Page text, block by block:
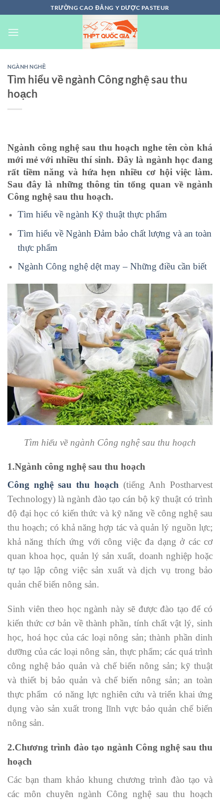
đến
nội
TRƯỜNG CAO ĐẲNG Y DƯỢC PASTEUR
NGÀNH NGHỀ
Tìm hiểu về ngành Công nghệ sau thu
hoạch
Ngành công nghệ sau thu hoạch nghe tên còn khá
mới mẻ với nhiều thí sinh. Đây là ngành học đang
rất tiềm năng và hứa hẹn nhiều cơ hội việc làm.
Sau đây là những thông tin tổng quan về ngành
Công nghệ sau thu hoạch.
Tìm hiểu về ngành Kỹ thuật thực phẩm
Tìm hiểu về Ngành Đảm bảo chất lượng và an toàn
thực phẩm
Ngành Công nghệ dệt may – Những điều cần biết
Tìm hiểu về ngành Công nghệ sau thu hoạch
1.Ngành công nghệ sau thu hoạch
Công nghệ sau thu hoạch (tiếng Anh Postharvest
Technology) là ngành đào tạo cán bộ kỹ thuật có trình
độ đại học có kiến thức và kỹ năng về công nghệ sau
thu hoạch; có khả năng hợp tác và quản lý nguồn lực;
khả năng thích ứng với công việc đa dạng ở các cơ
quan khoa học, quản lý sản xuất, doanh nghiệp hoặc
tự tạo lập công việc sản xuất và dịch vụ trong bảo
quản chế biến nông sản.
Sinh viên theo học ngành này sẽ được đào tạo để có
kiến thức cơ bản về thành phần, tính chất vật lý, sinh
học, hoá học của các loại nông sản; thành phần dinh
dưỡng của các loại nông sản, thực phẩm; các quá trình
công nghệ bảo quản và chế biến nông sản; kỹ thuật
và thiết bị bảo quản và chế biến nông sản; an toàn
thực phẩm có năng lực nghiên cứu và triển khai ứng
dụng vào sản xuất trong lĩnh vực bảo quản chế biến
nông sản.
2.Chương trình đào tạo ngành Công nghệ sau thu
hoạch
Các bạn tham khảo khung chương trình đào tạo và
các môn chuyên ngành Công nghệ sau thu hoạch